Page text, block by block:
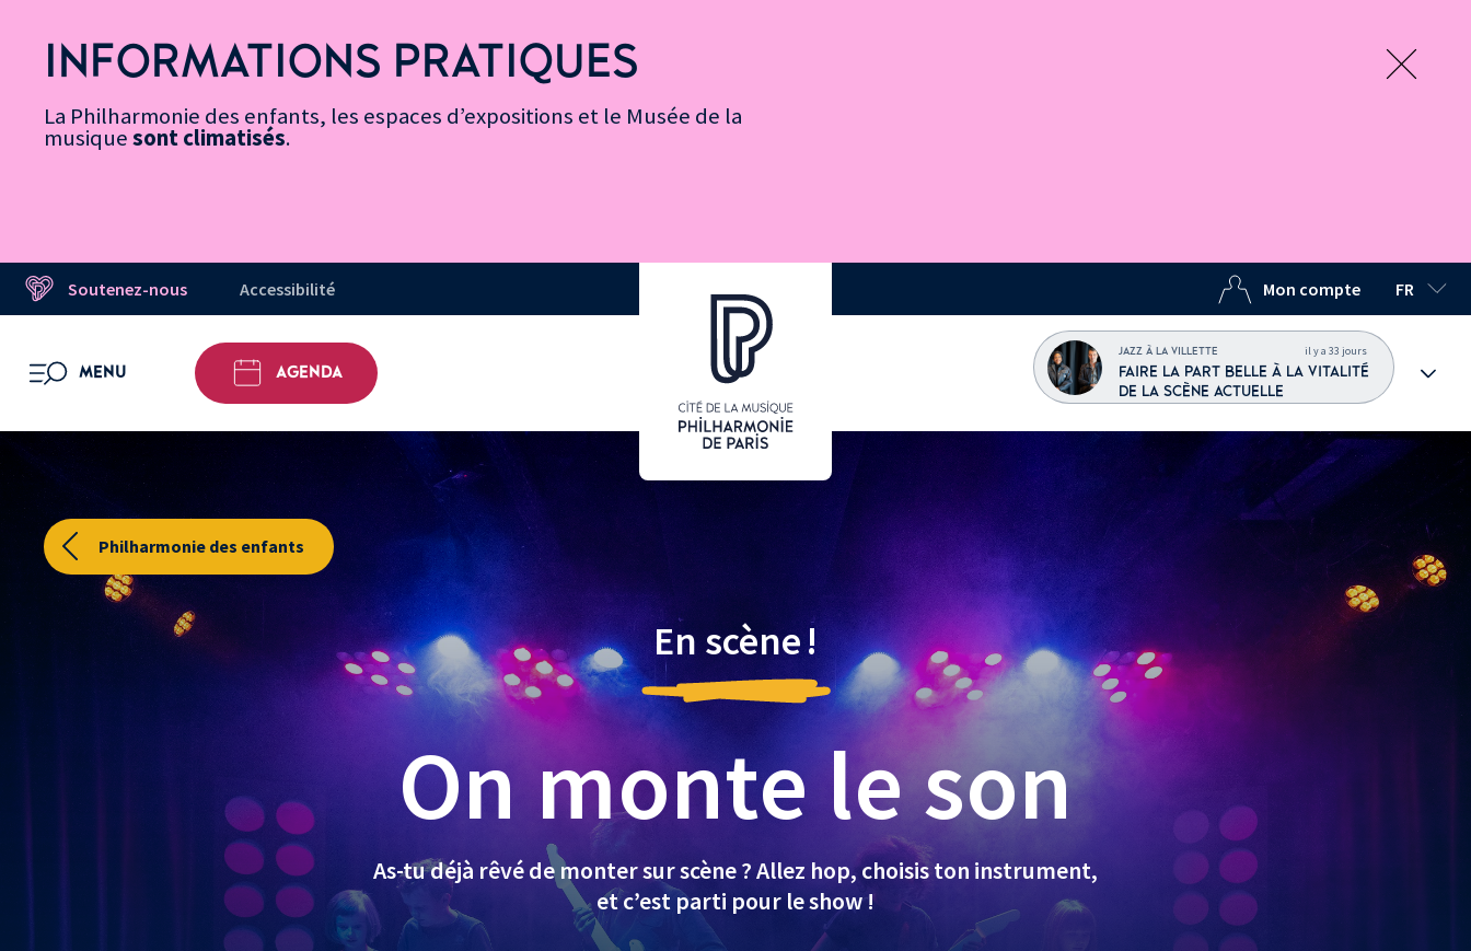
Accessibilité
rapides
contenuMessage d’information
INFORMATIONS PRATIQUES
La Philharmonie des enfants, les espaces d’expositions et le Musée de la
musiquesont climatisés.
Soutenez-nous Accessibilité Mon compte FR
LANGUE
MENU
OUVRIR LE MENU AGENDA
JAZZ À LA VILLETTE il y a 33 jours
FAIRE LA PART BELLE À LA VITALITÉ
DE LA SCÈNE ACTUELLE
Philharmonie des enfants
En scène !
On monte le son
As-tu déjà rêvé de monter sur scène ? Allez hop, choisis ton instrument,
et c’est parti pour le show !